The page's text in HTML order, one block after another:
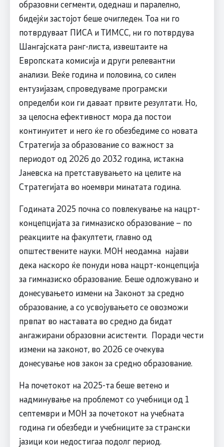
образовни сегменти, одеднаш и паралелно,
бидејќи застојот беше очигледен. Тоа ни го
потврдуваат ПИСА и ТИМСС, ни го потврдува
Шангајската ранг-листа, извештаите на
Европската комисија и други релевантни
анализи. Веќе година и половина, со силен
ентузијазам, спроведуваме програмски
определби кои ги даваат првите резултати. Но,
за целосна ефективност мора да постои
континуитет и него ќе го обезбедиме со новата
Стратегија за образование со важност за
периодот од 2026 до 2032 година, истакна
Јаневска на претставувањето на целите на
Стратегијата во ноември минатата година.
Годината 2025 почна со повлекување на нацрт-
концепцијата за гимназиско образование – по
реакциите на факултети, главно од
општествените науки. МОН неодамна најави
дека наскоро ќе понуди нова нацрт-концепција
за гимназиско образование. Беше одложувано и
донесувањето измени на Законот за средно
образование, а со усвојувањето се овозможи
првпат во наставата во средно да бидат
ангажирани образовни асистенти. Поради чести
измени на законот, во 2026 се очекува
донесување нов закон за средно образование.
На почетокот на 2025-та беше ветено и
надминување на проблемот со учебници од 1
септември и МОН за почетокот на учебната
година ги обезбеди и учебниците за странски
јазици кои недостигаа подолг период.